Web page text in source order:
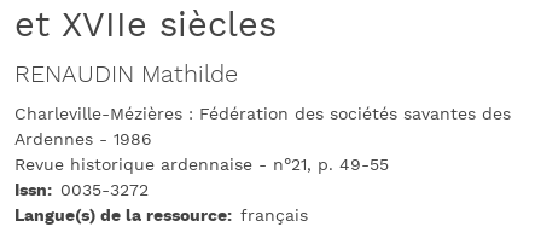
et XVIIe siècles
RENAUDIN Mathilde
Charleville-Mézières : Fédération des sociétés savantes des
Ardennes - 1986
Revue historique ardennaise - n°21, p. 49-55
Issn
0035-3272
Langue(s) de la ressource
français